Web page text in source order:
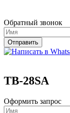
Обратный звонок
TB-28SA
Оформить запрос